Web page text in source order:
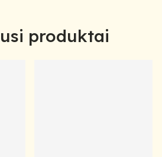
produktai